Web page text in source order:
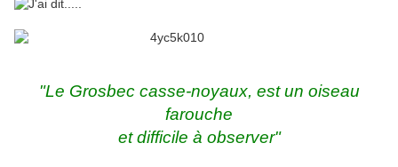
"Le Grosbec casse-noyaux, est un oiseau
farouche
et difficile à observer"